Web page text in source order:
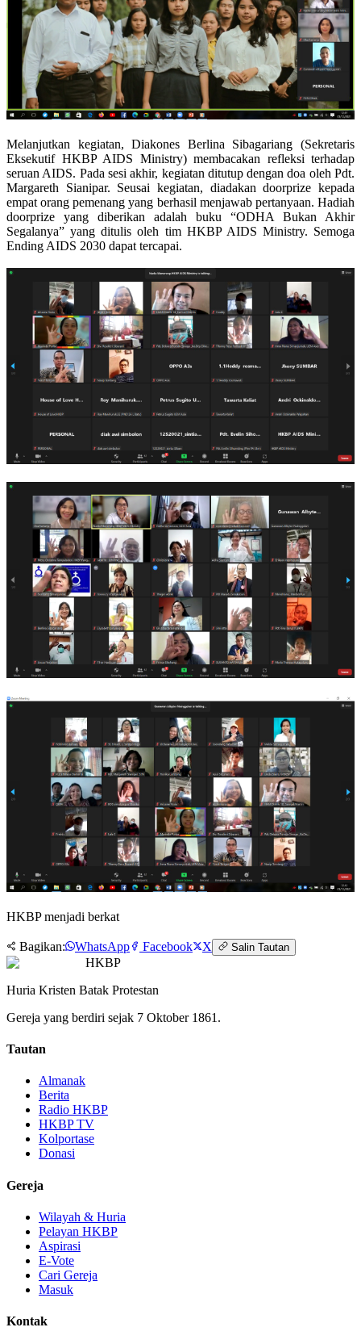
Melanjutkan kegiatan, Diakones Berlina Sibagariang (Sekretaris
Eksekutif HKBP AIDS Ministry)membacakan refleksi terhadap
seruan AIDS. Pada sesi akhir, kegiatan ditutup dengan doa oleh Pdt.
Margareth Sianipar. Seusai kegiatan, diadakan doorprize kepada
empat orang pemenang yang berhasil menjawab pertanyaan. Hadiah
doorprize yang diberikan adalah buku “ODHA Bukan Akhir
Segalanya” yang ditulis oleh tim HKBP AIDS Ministry. Semoga
Ending AIDS 2030 dapat tercapai.
HKBP menjadi berkat
Bagikan: WhatsApp Facebook X Salin Tautan
HKBP
Huria Kristen Batak Protestan
Gereja yang berdiri sejak 7 Oktober 1861.
Tautan
Almanak
Berita
Radio HKBP
HKBP TV
Kolportase
Donasi
Gereja
Wilayah & Huria
Pelayan HKBP
Aspirasi
E-Vote
Cari Gereja
Masuk
Kontak